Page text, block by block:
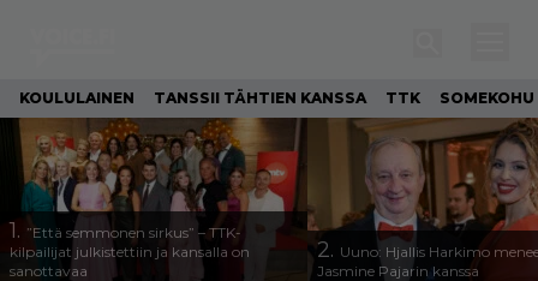
KOULULAINEN TANSSII TÄHTIEN KANSSA TTK SOMEKOHU
1. ”Että semmonen sirkus” – TTK-
kilpailijat julkistettiin ja kansalla on
sanottavaa
2. Uuno: Hjallis Harkimo
Jasmine Pajarin kanssa